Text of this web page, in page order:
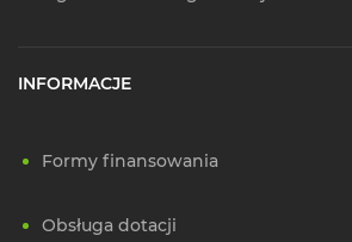
INFORMACJE
Formy finansowania
Obsługa dotacji